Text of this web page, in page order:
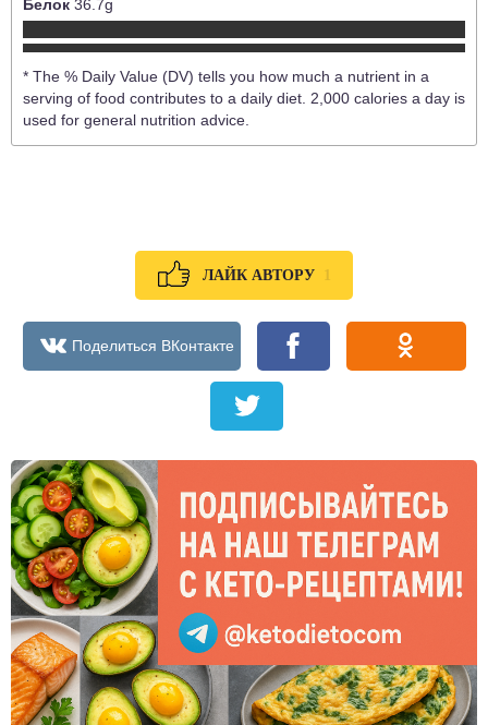
Белок 36.7g
* The % Daily Value (DV) tells you how much a nutrient in a
serving of food contributes to a daily diet. 2,000 calories a day is
used for general nutrition advice.
ЛАЙК АВТОРУ 1